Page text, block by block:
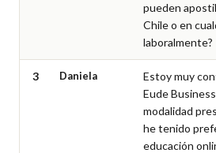
pueden
Chile o en
laboralmente?
3 Daniela
Estoy muy
Eude
modalidad
he tenido
educación